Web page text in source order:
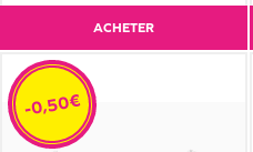
ACHETER
-0,50€